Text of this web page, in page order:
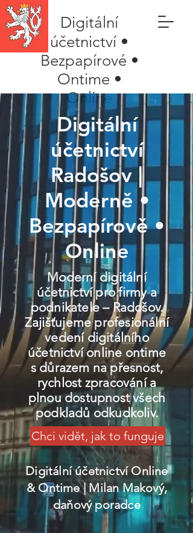
Digitální
účetnictví •
Bezpapírové •
Ontime •
Online
Digitální
účetnictví
Radošov |
Moderně •
Bezpapírově •
Online
Moderní digitální
účetnictví pro firmy a
podnikatele – Radošov.
Zajišťujeme profesionální
vedení digitálního
účetnictví online ontime
s důrazem na přesnost,
rychlost zpracování a
plnou dostupnost všech
podkladů odkudkoliv.
Chci vidět, jak to funguje
Digitální účetnictví Online
& Ontime| Milan Makový,
daňový poradce